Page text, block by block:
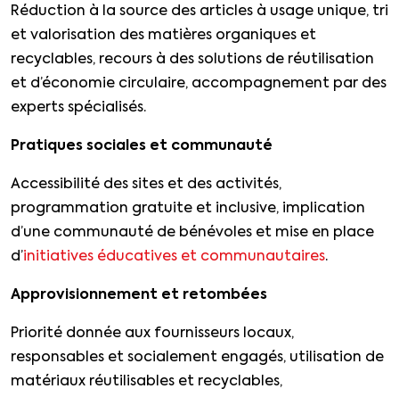
Réduction à la source des articles à usage unique, tri
et valorisation des matières organiques et
recyclables, recours à des solutions de réutilisation
et d’économie circulaire, accompagnement par des
experts spécialisés.
Pratiques sociales et communauté
Accessibilité des sites et des activités,
programmation gratuite et inclusive, implication
d’une communauté de bénévoles et mise en place
d’initiatives éducatives et communautaires.
Approvisionnement et retombées
Priorité donnée aux fournisseurs locaux,
responsables et socialement engagés, utilisation de
matériaux réutilisables et recyclables,